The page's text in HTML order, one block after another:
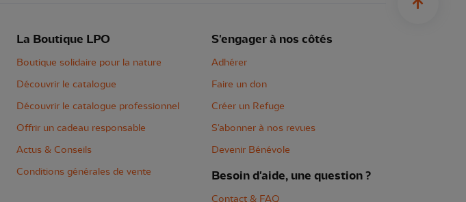
La Boutique LPO
Boutique solidaire pour la nature
Découvrir le catalogue
Découvrir le catalogue professionnel
Offrir un cadeau responsable
Actus & Conseils
Conditions générales de vente
S'engager à nos côtés
Adhérer
Faire un don
Créer un Refuge
S'abonner à nos revues
Devenir Bénévole
Besoin d'aide, une question ?
Contact & FAQ